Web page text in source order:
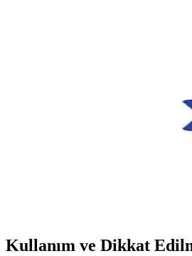
Diş Plağı Suyu ve Diş
Diş plağı suyu, diş ve diş eti sağlığını
Diş sağlığını ve estetiği destekleyen
2'li Diş Macunu ve Ağız
Kullanım ve Dikkat